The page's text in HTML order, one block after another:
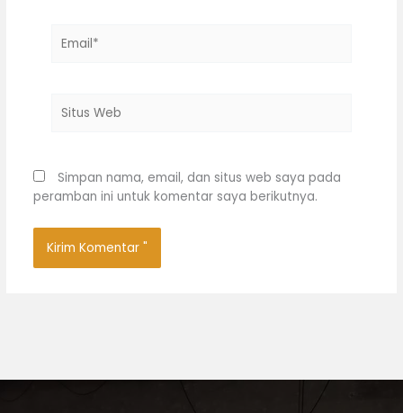
Web
Simpan nama, email, dan situs web saya pada
peramban ini untuk komentar saya berikutnya.